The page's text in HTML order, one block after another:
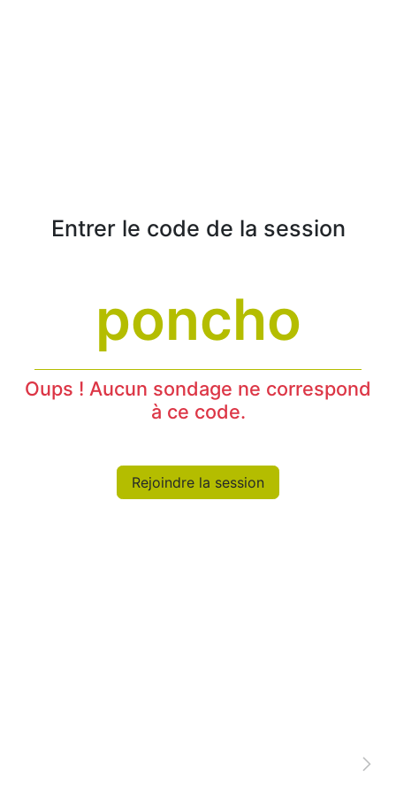
Entrer le code de la session
Oups ! Aucun sondage ne correspond
à ce code.
Rejoindre la session